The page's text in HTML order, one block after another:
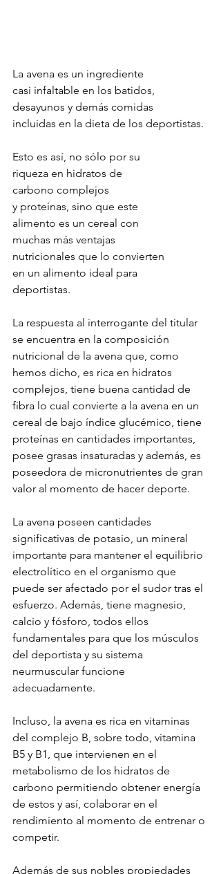
La avena es un ingrediente
casi infaltable en los batidos,
desayunos y demás comidas
incluidas en la dieta de los deportistas.
Esto es así, no sólo por su
riqueza en hidratos de
carbono complejos
y proteínas, sino que este
alimento es un cereal con
muchas más ventajas
nutricionales que lo convierten
en un alimento ideal para
deportistas.
La respuesta al interrogante del titular
se encuentra en la composición
nutricional de la avena que, como
hemos dicho, es rica en hidratos
complejos, tiene buena cantidad de
fibra lo cual convierte a la avena en un
cereal de bajo índice glucémico, tiene
proteínas en cantidades importantes,
posee grasas insaturadas y además, es
poseedora de micronutrientes de gran
valor al momento de hacer deporte.
La avena poseen cantidades
significativas de potasio, un mineral
importante para mantener el equilibrio
electrolítico en el organismo que
puede ser afectado por el sudor tras el
esfuerzo. Además, tiene magnesio,
calcio y fósforo, todos ellos
fundamentales para que los músculos
del deportista y su sistema
neurmuscular funcione
adecuadamente.
Incluso, la avena es rica en vitaminas
del complejo B, sobre todo, vitamina
B5 y B1, que intervienen en el
metabolismo de los hidratos de
carbono permitiendo obtener energía
de estos y así, colaborar en el
rendimiento al momento de entrenar o
competir.
Además de sus nobles propiedades